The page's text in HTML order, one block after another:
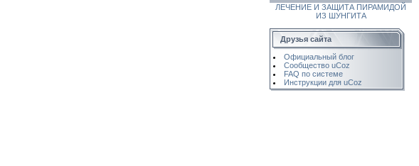
ЛЕЧЕНИЕ И ЗАЩИТА ПИРАМИДОЙ
ИЗ ШУНГИТА
Друзья сайта
Официальный блог
Сообщество uCoz
FAQ по системе
Инструкции для uCoz